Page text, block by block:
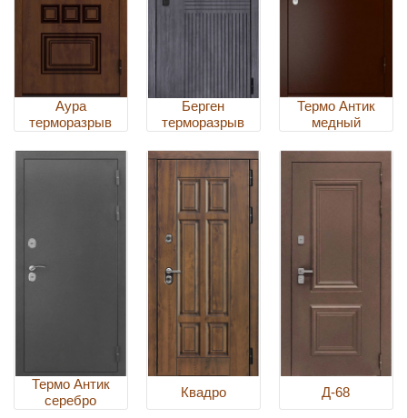
Аура
терморазрыв
Берген
терморазрыв
Термо Антик
медный
Термо Антик
серебро
Квадро Д-68